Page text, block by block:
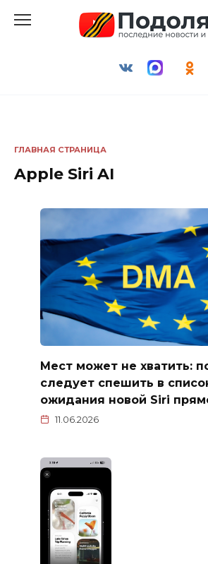
ГЛАВНАЯ СТРАНИЦА
Apple Siri AI
Мест может не хватить:
следует спешить в
ожидания новой Siri
11.06.2026